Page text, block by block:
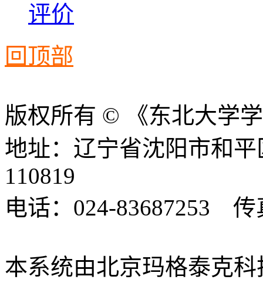
评价
回顶部
版权所有 © 《东北大学
地址：辽宁省沈阳市和
110819
电话：024-83687253
本系统由北京玛格泰克